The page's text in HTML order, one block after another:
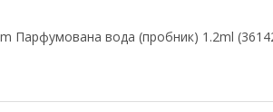
Парфумована вода (пробник) 1.2ml